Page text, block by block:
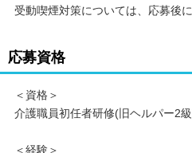
受動喫煙対策については、応募後
応募資格
＜資格＞
介護職員初任者研修(旧ヘルパー2
＜経験＞